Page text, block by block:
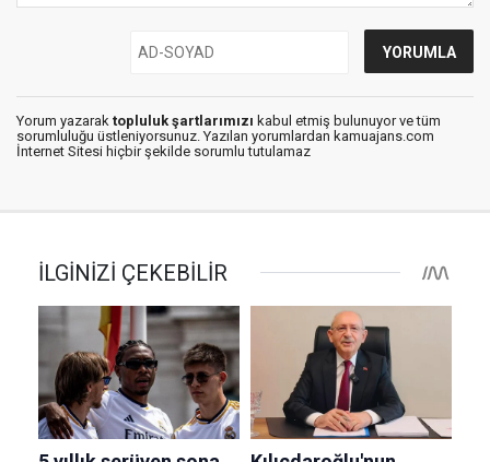
Yorum yazarak topluluk şartlarımızı kabul etmiş bulunuyor ve tüm
sorumluluğu üstleniyorsunuz. Yazılan yorumlardan kamuajans.com
İnternet Sitesi hiçbir şekilde sorumlu tutulamaz